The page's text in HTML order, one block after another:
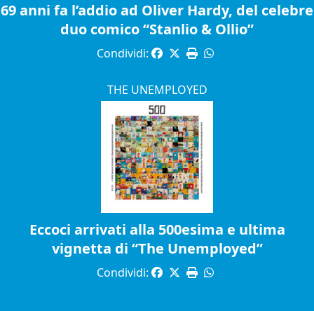
69 anni fa l’addio ad Oliver Hardy, del celebre
duo comico “Stanlio & Ollio”
Condividi:
THE UNEMPLOYED
Eccoci arrivati alla 500esima e ultima
vignetta di “The Unemployed”
Condividi: